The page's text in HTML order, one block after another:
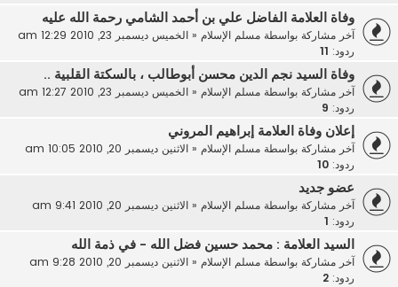
وفاة العلامة الفاضل علي بن أحمد الشامي رحمة الله عليه
آخر مشاركة بواسطة مسلم الإسلام« الخميس ديسمبر 23, 2010 12:29 am
ردود: 11
وفاة السيد نجم الدين محسن أبوطالب ، بالسكتة القلبية ..
آخر مشاركة بواسطة مسلم الإسلام« الخميس ديسمبر 23, 2010 12:27 am
ردود: 9
إعلان وفاة العلامة إبراهيم المروني
آخر مشاركة بواسطة مسلم الإسلام« الاثنين ديسمبر 20, 2010 10:05 am
ردود: 10
عضو جديد
آخر مشاركة بواسطة مسلم الإسلام« الاثنين ديسمبر 20, 2010 9:41 am
ردود:
السيد العلامة : محمد حسين فضل الله - في ذمة الله
آخر مشاركة بواسطة مسلم الإسلام« الاثنين ديسمبر 20, 2010 9:28 am
ردود: 2